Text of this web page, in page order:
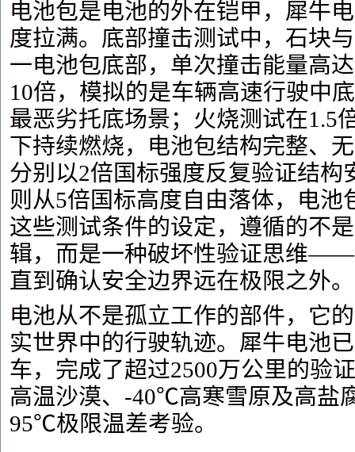
电池包是电池的外在铠甲，犀牛
度拉满。底部撞击测试中，石块
一电池包底部，单次撞击能量高
10倍，模拟的是车辆高速行驶中
最恶劣托底场景；火烧测试在1.5
下持续燃烧，电池包结构完整、
分别以2倍国标强度反复验证结构
则从5倍国标高度自由落体，电池
这些测试条件的设定，遵循的不
辑，而是一种破坏性验证思维
直到确认安全边界远在极限之外。
电池从不是孤立工作的部件，它
实世界中的行驶轨迹。犀牛电池
车，完成了超过2500万公里的验
高温沙漠、-40℃高寒雪原及高盐
95℃极限温差考验。